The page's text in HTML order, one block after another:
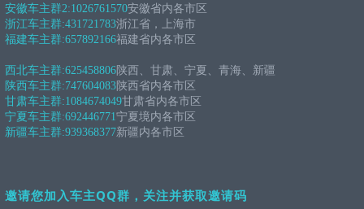
安徽车主群2:1026761570安徽省内各市区
浙江车主群:431721783浙江省，上海市
福建车主群:657892166福建省内各市区
西北车主群:625458806陕西、甘肃、宁夏、青海、新疆
陕西车主群:747604083陕西省内各市区
甘肃车主群:1084674049甘肃省内各市区
宁夏车主群:692446771宁夏境内各市区
新疆车主群:939368377新疆内各市区
邀请您加入车主QQ群，关注并获取邀请码